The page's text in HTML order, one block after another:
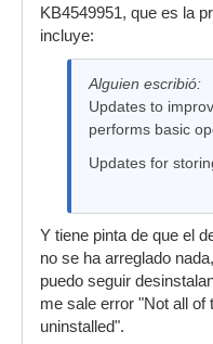
KB4549951, que es la
incluye:
Alguien escribió:
Updates to
performs basic
Updates for
Y tiene pinta de que el
no se ha arreglado
puedo seguir
me sale error "Not all
uninstalled".